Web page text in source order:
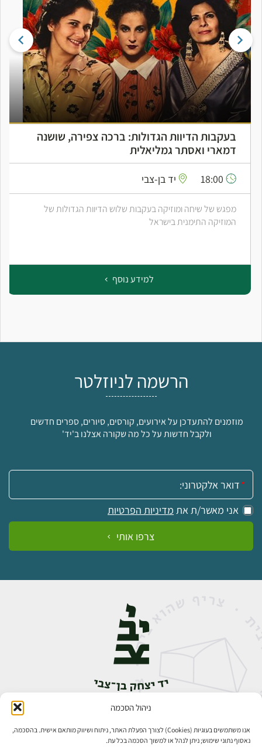
ניהול הסכמה
אנו משתמשים בעוגיות (Cookies) לצורך הפעלת האתר, ניתוח ושיווק מותאם אישית. בהסכמה,
נאסוף נתוני שימוש; ניתן לנהל או למשוך הסכמה בכל עת.
בעקבות הדיוות הגדולות: ברכה צפירה, שושנה
דמארי ואסתר גמליאלית
18:00 יד בן-צבי
מפגש של שיחה ומוזיקה בעקבות שלוש הדיוות הגדולות של
המוזיקה התימנית בישראל
למידע נוסף
הרשמה לניוזלטר
מוזמנים להתעדכן על אירועים, קורסים, סיורים, ספרים חדשים
ולקבל חדשות על כל מה שקורה אצלנו ב'יד'
אימייל:
אני מאשר/ת את מדיניות הפרטיות
צרפו אותי
אבן גבירול 14, רחביה, ירושלים